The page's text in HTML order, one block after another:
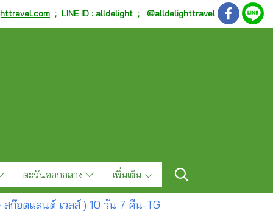
; LINE ID : alldelight ; @alldelighttravel
ตะวันออกกลาง เพิ่มเติม
ก๊อตแลนด์ เวลส์ ) 10 วัน 7 คืน-TG